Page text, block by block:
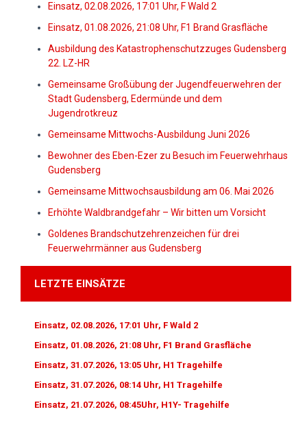
Einsatz, 02.08.2026, 17:01 Uhr, F Wald 2
Einsatz, 01.08.2026, 21:08 Uhr, F1 Brand Grasfläche
Ausbildung des Katastrophenschutzzuges Gudensberg
22. LZ-HR
Gemeinsame Großübung der Jugendfeuerwehren der
Stadt Gudensberg, Edermünde und dem
Jugendrotkreuz
Gemeinsame Mittwochs-Ausbildung Juni 2026
Bewohner des Eben-Ezer zu Besuch im Feuerwehrhaus
Gudensberg
Gemeinsame Mittwochsausbildung am 06. Mai 2026
Erhöhte Waldbrandgefahr – Wir bitten um Vorsicht
Goldenes Brandschutzehrenzeichen für drei
Feuerwehrmänner aus Gudensberg
LETZTE EINSÄTZE
Einsatz, 02.08.2026, 17:01 Uhr, F Wald 2
Einsatz, 01.08.2026, 21:08 Uhr, F1 Brand Grasfläche
Einsatz, 31.07.2026, 13:05 Uhr, H1 Tragehilfe
Einsatz, 31.07.2026, 08:14 Uhr, H1 Tragehilfe
Einsatz, 21.07.2026, 08:45Uhr, H1Y- Tragehilfe